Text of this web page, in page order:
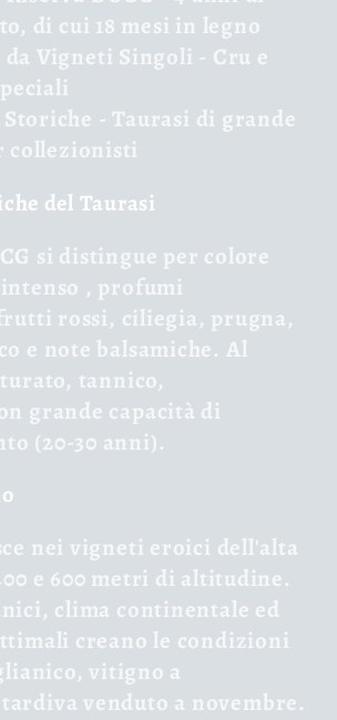
di cui 18 mesi in legno
da Vigneti Singoli - Cru e
- Taurasi di grande
collezionisti
del Taurasi
si distingue per colore
, profumi
rossi, ciliegia, prugna,
e note balsamiche. Al
tannico,
grande capacità di
(20-30 anni).
nei vigneti eroici dell'alta
e 600 metri di altitudine.
clima continentale ed
creano le condizioni
vitigno a
venduto a novembre.